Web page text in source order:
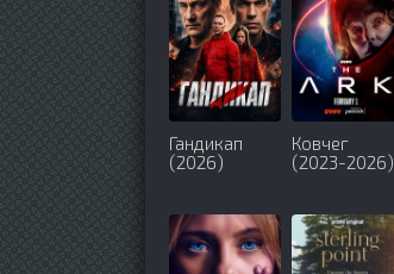
Гандикап
(2026)
Ковчег
(2023-2026)